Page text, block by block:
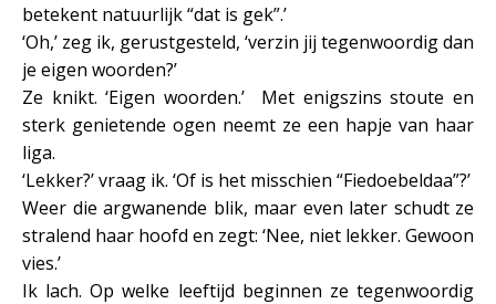
betekent natuurlijk “dat is gek”.’
‘Oh,’ zeg ik, gerustgesteld, ‘verzin jij tegenwoordig dan
je eigen woorden?’
Ze knikt. ‘Eigen woorden.’ Met enigszins stoute en
sterk genietende ogen neemt ze een hapje van haar
liga.
‘Lekker?’ vraag ik. ‘Of is het misschien “Fiedoebeldaa”?’
Weer die argwanende blik, maar even later schudt ze
stralend haar hoofd en zegt: ‘Nee, niet lekker. Gewoon
vies.’
Ik lach. Op welke leeftijd beginnen ze tegenwoordig